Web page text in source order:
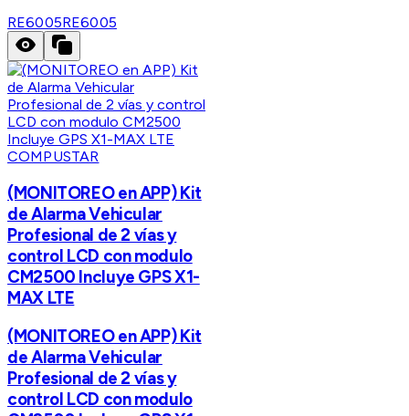
RE6005RE6005
COMPUSTAR
(MONITOREO en APP) Kit
de Alarma Vehicular
Profesional de 2 vías y
control LCD con modulo
CM2500 Incluye GPS X1-
MAX LTE
(MONITOREO en APP) Kit
de Alarma Vehicular
Profesional de 2 vías y
control LCD con modulo